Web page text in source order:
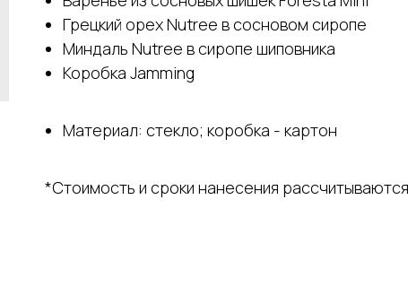
Грецкий орех Nutree в сосновом сиропе
Миндаль Nutree в сиропе шиповника
Коробка Jamming
Материал: стекло; коробка - картон
*Стоимость и сроки нанесения